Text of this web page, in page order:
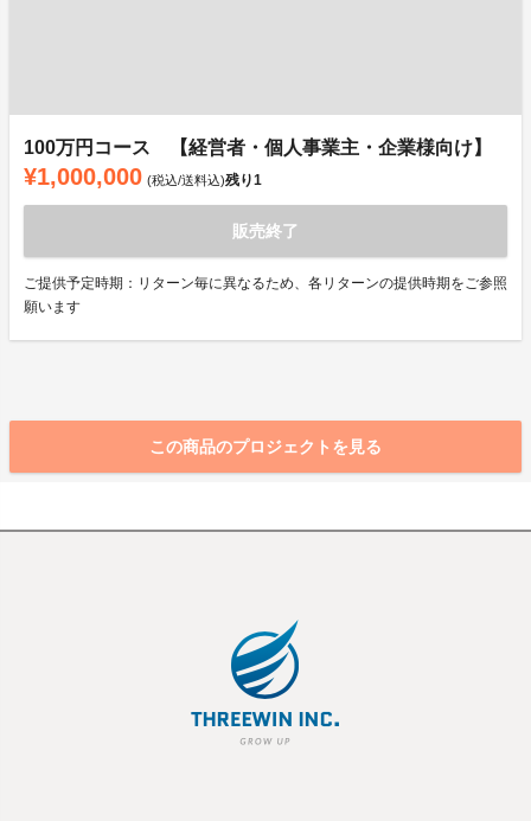
100万円コース 【経営者・個人事業主・企業様向け】
¥1,000,000 (税込/送料込)残り1
販売終了
ご提供予定時期：リターン毎に異なるため、各リターンの提供時期をご参照
願います
この商品のプロジェクトを見る